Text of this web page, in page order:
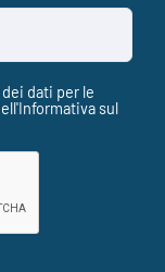
dati per le
sul